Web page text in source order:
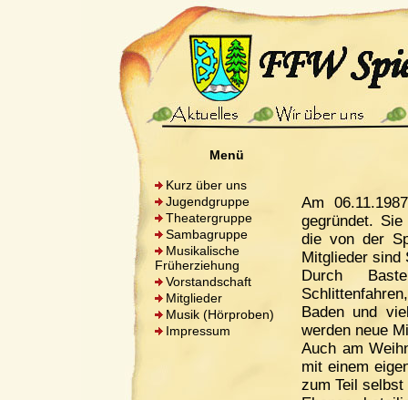
Menü
Kurz über uns
Jugendgruppe
Theatergruppe
Sambagruppe
Musikalische
Früherziehung
Vorstandschaft
Mitglieder
Musik (Hörproben)
Impressum
Am
gegründet.
die von der
Mitglieder sind
Durch
Baden und
werden neue
Auch am
mit einem
zum Teil